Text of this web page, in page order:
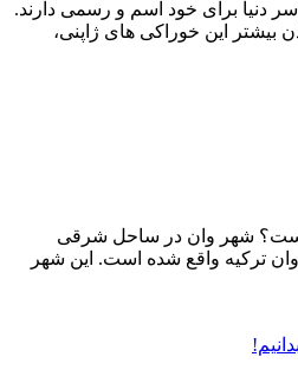
دنیا برای خود اسم‌ و رسمی دارند.
بیشتر این خوراکی های ژاپنی،
شهر وان در ساحل شرقی
ترکیه واقع شده است. این شهر